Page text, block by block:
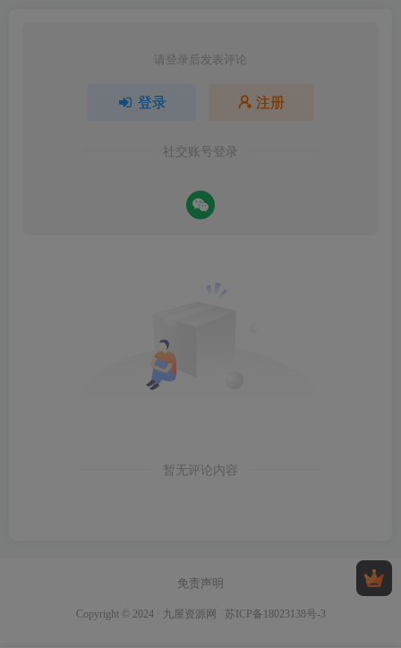
请登录后发表评论
登录 注册
社交账号登录
暂无评论内容
免责声明
Copyright © 2024 · 九屋资源网 苏ICP备18023138号-3